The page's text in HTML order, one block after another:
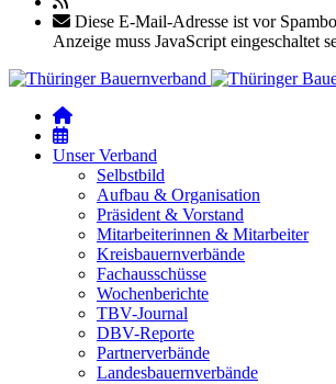
Diese E-Mail-Adresse ist vor
Anzeige muss JavaScript eingeschaltet
Unser Verband
Selbstbild
Aufbau & Organisation
Präsident & Vorstand
Mitarbeiterinnen & Mitarbeiter
Kreisbauernverbände
Fachausschüsse
Wochenberichte
TBV-Journal
DBV-Reporte
Partnerverbände
Landesbauernverbände